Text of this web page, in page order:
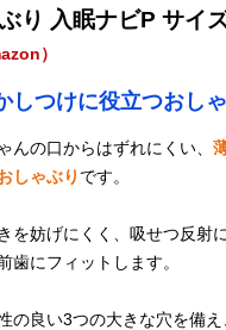
り 入眠ナビP サイ
）
しつけに役立つおし
んの口からはずれにくい、
しゃぶり です。
を妨げにくく、吸せつ反射
歯にフィットします。
の良い3つの大きな穴を備え